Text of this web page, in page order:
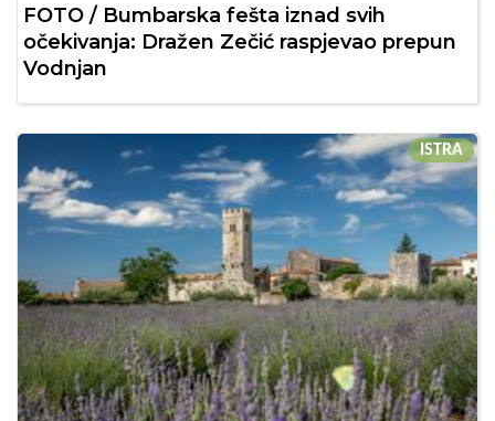
FOTO / Bumbarska fešta iznad svih
očekivanja: Dražen Zečić raspjevao prepun
Vodnjan
ISTRA